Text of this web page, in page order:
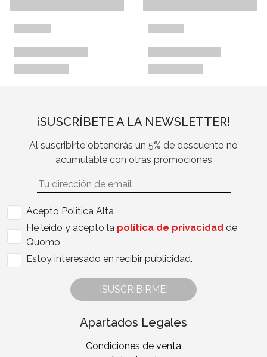
¡SUSCRÍBETE A LA NEWSLETTER!
Al suscribirte obtendrás un 5% de descuento no
acumulable con otras promociones
Acepto Politica Alta
He leído y acepto la política de privacidad de
Quomo.
Estoy interesado en recibir publicidad.
¡SUSCRIBIRME!
Apartados Legales
Condiciones de venta